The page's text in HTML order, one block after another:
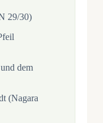
29/30)
dem
(Nagara